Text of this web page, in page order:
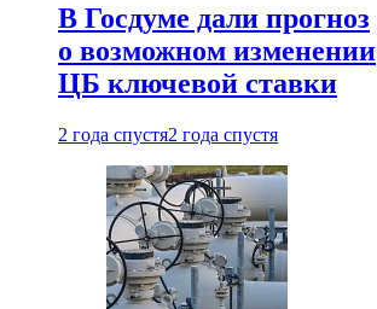
В Госдуме дали прогноз
о возможном изменении
ЦБ ключевой ставки
2 года спустя2 года спустя